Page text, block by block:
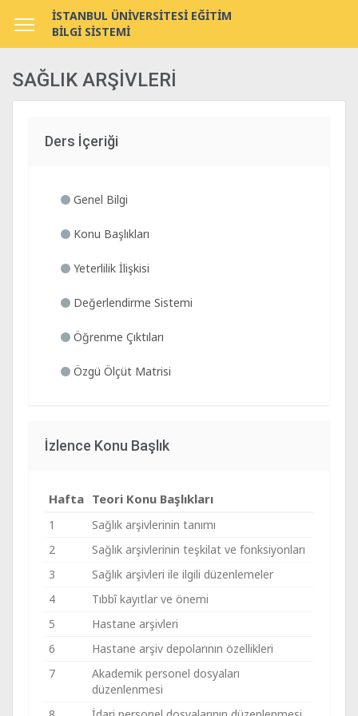
İSTANBUL ÜNİVERSİTESİ EĞİTİM
BİLGİ SİSTEMİ
SAĞLIK ARŞİVLERİ
Ders İçeriği
Genel Bilgi
Konu Başlıkları
Yeterlilik İlişkisi
Değerlendirme Sistemi
Öğrenme Çıktıları
Özgü Ölçüt Matrisi
İzlence Konu Başlık
Hafta Teori Konu Başlıkları
1
Sağlık arşivlerinin tanımı
2
Sağlık arşivlerinin teşkilat ve fonksiyonları
3
Sağlık arşivleri ile ilgili düzenlemeler
4
Tıbbî kayıtlar ve önemi
5
Hastane arşivleri
6
Hastane arşiv depolarının özellikleri
7
Akademik personel dosyaları
düzenlenmesi